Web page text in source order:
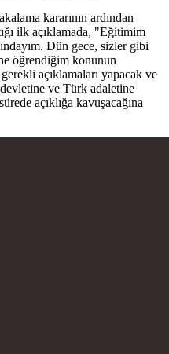
kararının ardından
ilk açıklamada, "Eğitimim
Dün gece, sizler gibi
öğrendiğim konunun
açıklamaları yapacak ve
ve Türk adaletine
açıklığa kavuşacağına